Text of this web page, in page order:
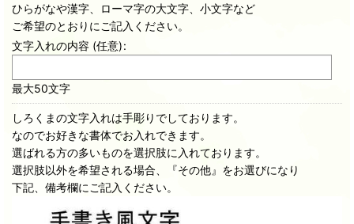
ひらがなや漢字、ローマ字の大文字、小文字など
ご希望のとおりにご記入ください。
文字入れの内容 (任意):
最大50文字
しろくまの文字入れは手彫りでしております。
なのでお好きな書体でお入れできます。
選ばれる方の多いものを選択肢に入れております。
選択肢以外を希望される場合、『その他』をお選びになり
下記、備考欄にご記入ください。